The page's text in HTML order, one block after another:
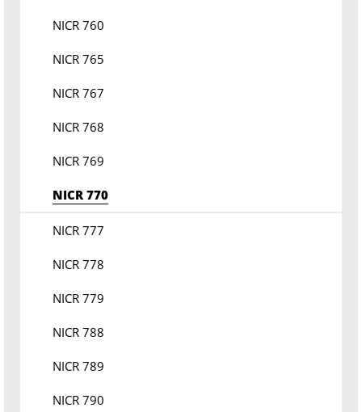
NICR 760
NICR 765
NICR 767
NICR 768
NICR 769
NICR 770
NICR 777
NICR 778
NICR 779
NICR 788
NICR 789
NICR 790